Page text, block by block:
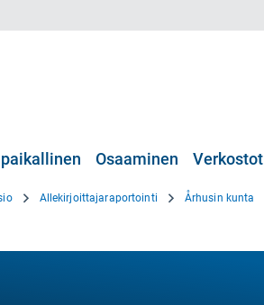
Osaaminen Verkostot
Allekirjoittajaraportointi Århusin kunta